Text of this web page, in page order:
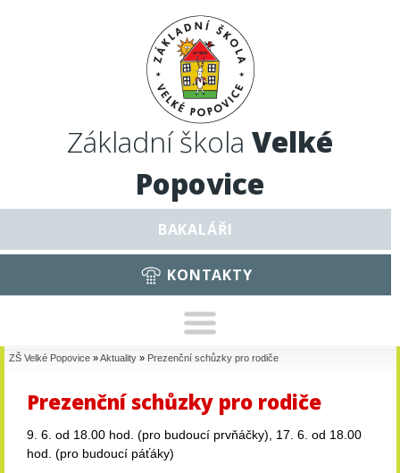
Základní škola Velké
Popovice
BAKALÁŘI
KONTAKTY
ZŠ Velké Popovice » Aktuality » Prezenční schůzky pro rodiče
Prezenční schůzky pro rodiče
9. 6. od 18.00 hod. (pro budoucí prvňáčky), 17. 6. od 18.00
hod. (pro budoucí páťáky)